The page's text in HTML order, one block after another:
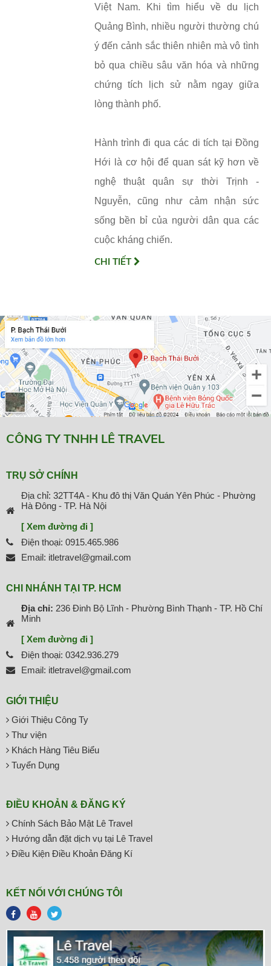
Việt Nam. Khi tìm hiểu về du lịch
Quảng Bình, nhiều người thường chú
ý đến cảnh sắc thiên nhiên mà vô tình
bỏ qua chiều sâu văn hóa và những
chứng tích lịch sử nằm ngay giữa
lòng thành phố.
Hành trình đi qua các di tích tại Đồng
Hới là cơ hội để quan sát kỹ hơn về
nghệ thuật quân sự thời Trịnh -
Nguyễn, cũng như cảm nhận sức
sống bền bỉ của người dân qua các
cuộc kháng chiến.
CHI TIẾT
CÔNG TY TNHH LÊ TRAVEL
TRỤ SỞ CHÍNH
Địa chỉ: 32TT4A - Khu đô thị Văn Quán Yên Phúc - Phường
Hà Đông - TP. Hà Nội
[ Xem đường đi ]
Điện thoại: 0915.465.986
Email: itletravel@gmail.com
CHI NHÁNH TẠI TP. HCM
Địa chỉ: 236 Đinh Bộ Lĩnh - Phường Bình Thạnh - TP. Hồ Chí
Minh
[ Xem đường đi ]
Điện thoại: 0342.936.279
Email: itletravel@gmail.com
GIỚI THIỆU
Giới Thiệu Công Ty
Thư viện
Khách Hàng Tiêu Biểu
Tuyển Dụng
ĐIỀU KHOẢN & ĐĂNG KÝ
Chính Sách Bảo Mật Lê Travel
Hướng dẫn đặt dịch vụ tại Lê Travel
Điều Kiện Điều Khoản Đăng Kí
KẾT NỐI VỚI CHÚNG TÔI